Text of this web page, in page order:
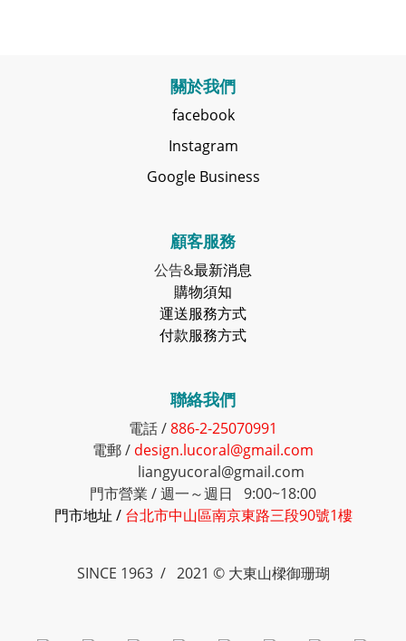
關於我們
facebook
Instagram
Google Business
顧客服務
公告&最新消息
購物須知
運送服務方式
付款服務方式
聯絡我們
電話 /886-2-25070991
電郵 / design.lucoral@gmail.com
liangyucoral@gmail.com
門市營業 / 週一～週日 9:00~18:00
門市地址 / 台北市中山區南京東路三段90號1樓
SINCE 1963 / 2021 © 大東山樑御珊瑚